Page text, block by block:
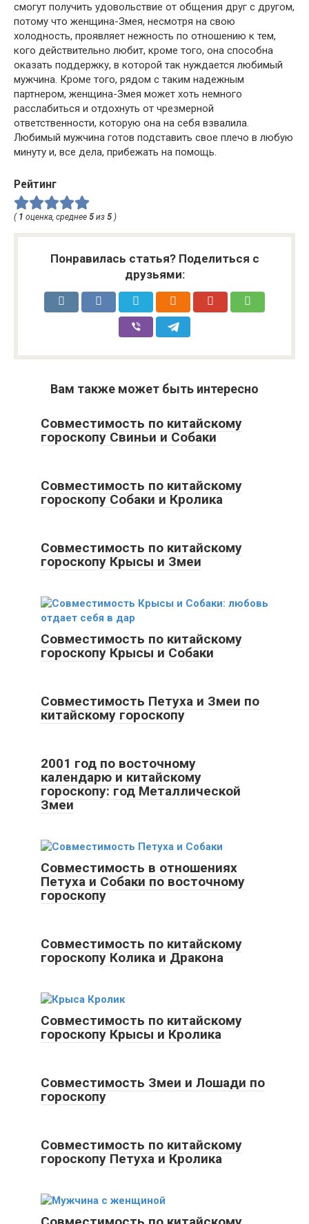
смогут получить удовольствие от общения друг с другом,
потому что женщина-Змея, несмотря на свою
холодность, проявляет нежность по отношению к тем,
кого действительно любит, кроме того, она способна
оказать поддержку, в которой так нуждается любимый
мужчина. Кроме того, рядом с таким надежным
партнером, женщина-Змея может хоть немного
расслабиться и отдохнуть от чрезмерной
ответственности, которую она на себя взвалила.
Любимый мужчина готов подставить свое плечо в любую
минуту и, все дела, прибежать на помощь.
Рейтинг
( 1 оценка, среднее 5 из 5 )
Понравилась статья? Поделиться с
друзьями:
Вам также может быть интересно
Совместимость по китайскому
гороскопу Свиньи и Собаки
Совместимость по китайскому
гороскопу Собаки и Кролика
Совместимость по китайскому
гороскопу Крысы и Змеи
Совместимость по китайскому
гороскопу Крысы и Собаки
Совместимость Петуха и Змеи по
китайскому гороскопу
2001 год по восточному
календарю и китайскому
гороскопу: год Металлической
Змеи
Совместимость в отношениях
Петуха и Собаки по восточному
гороскопу
Совместимость по китайскому
гороскопу Колика и Дракона
Совместимость по китайскому
гороскопу Крысы и Кролика
Совместимость Змеи и Лошади по
гороскопу
Совместимость по китайскому
гороскопу Петуха и Кролика